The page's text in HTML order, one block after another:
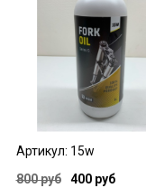
Артикул: 15w
800 руб
400 руб